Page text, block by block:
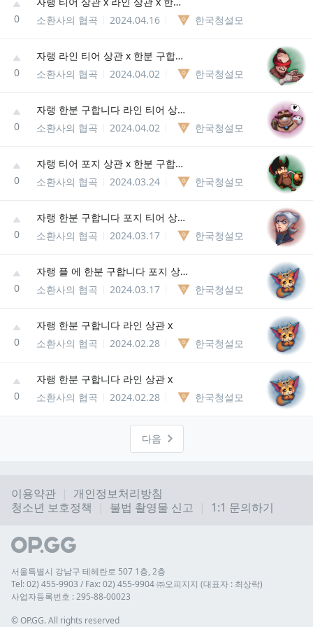
0
소환사의 협곡
2024.04.16 한국청설모
0
자랭 라인 티어 상관 x 한분 구합니다~
소환사의 협곡
2024.04.02 한국청설모
0
자랭 한분 구합니다 라인 티어 상관 x
소환사의 협곡
2024.04.02 한국청설모
0
자랭 티어 포지 상관 x 한분 구합니다
소환사의 협곡
2024.03.24 한국청설모
0
자랭 한분 구합니다 포지 티어 상관 x
소환사의 협곡
2024.03.17 한국청설모
0
자랭 플 에 한분 구합니다 포지 상관 x
소환사의 협곡
2024.03.17 한국청설모
0
자랭 한분 구합니다 라인 상관 x
소환사의 협곡
2024.02.28 한국청설모
0
자랭 한분 구합니다 라인 상관 x
소환사의 협곡
2024.02.28 한국청설모
다음
이용약관
개인정보처리방침
청소년 보호정책
불법 촬영물 신고 1:1 문의하기
서울특별시 강남구 테헤란로 507 1층, 2층
Tel: 02) 455-9903 / Fax: 02) 455-9904 ㈜오피지지 (대표자 : 최상락)
사업자등록번호 : 295-88-00023
© OP.GG. All rights reserved